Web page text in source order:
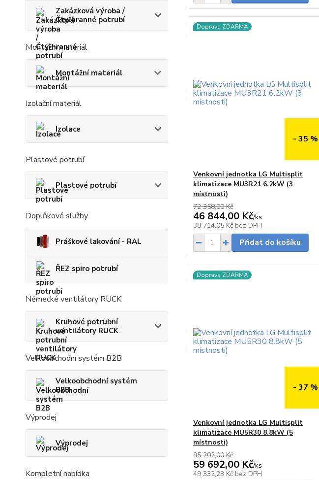
Zakázková výroba /
Čtyřhranné potrubí
Montážní materiál
Montážní materiál
Izolační materiál
Izolace
Plastové potrubí
Plastové potrubí
Doplňkové služby
Práškové lakování - RAL
ŘEZ spiro potrubí
Německé ventilátory RUCK
Kruhové potrubní
ventilátory RUCK
Velkoobchodní systém B2B
Velkoobchodní systém
B2B
Výprodej
Výprodej
Kompletní nabídka
Doprava ZDARMA
- 35 %
Venkovní jednotka LG Multisplit
klimatizace MU3R21 6.2kW (3
místnosti)
72 358,00 Kč
46 844,00 Kč/ks
38 714,05 Kč bez DPH
Přidat do košíku
Doprava ZDARMA
- 37 %
Venkovní jednotka LG Multisplit
klimatizace MU5R30 8.8kW (5
místnosti)
95 202,00 Kč
59 692,00 Kč/ks
49 332,23 Kč bez DPH